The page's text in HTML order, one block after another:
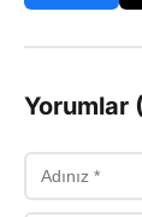
Yorumlar